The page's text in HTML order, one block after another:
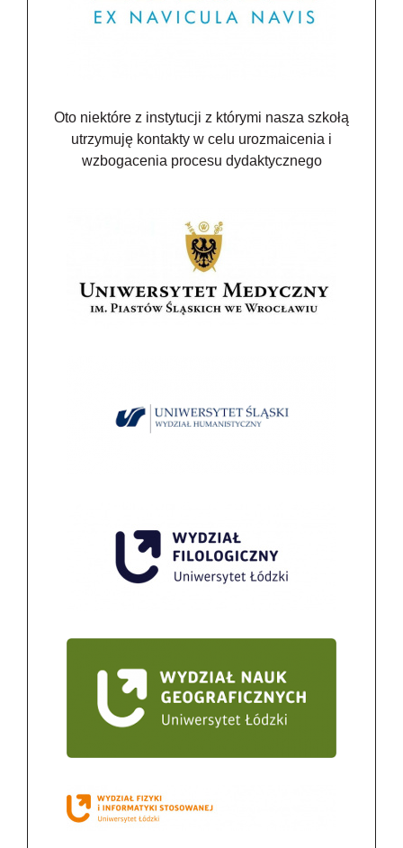
Oto niektóre z instytucji z którymi nasza szkołą
utrzymuję kontakty w celu urozmaicenia i
wzbogacenia procesu dydaktycznego